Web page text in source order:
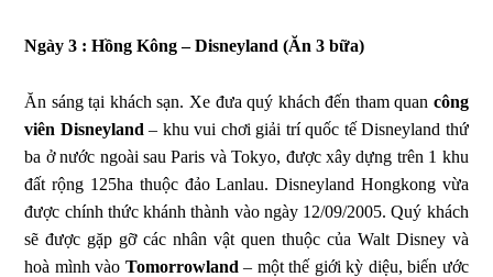
Ngày 3 : Hồng Kông – Disneyland (Ăn 3 bữa)
Ăn sáng tại khách sạn. Xe đưa quý khách đến tham quan công
viên Disneyland– khu vui chơi giải trí quốc tế Disneyland thứ
ba ở nước ngoài sau Paris và Tokyo, được xây dựng trên 1 khu
đất rộng 125ha thuộc đảo Lanlau. Disneyland Hongkong vừa
được chính thức khánh thành vào ngày 12/09/2005. Quý khách
sẽ được gặp gỡ các nhân vật quen thuộc của Walt Disney và
hoà mình vào Tomorrowland – một thế giới kỳ diệu, biến ước